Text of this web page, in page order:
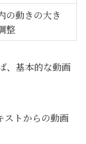
の動きの大き
整
、基本的な動画
ストからの動画